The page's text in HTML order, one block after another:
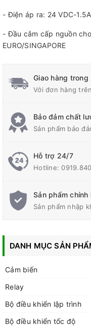
- Điện áp ra: 24 VDC-1.5A
- Đầu cắm cấp nguồn
EURO/SINGAPORE
Giao hàng trong
Với đơn hàng
Bảo đảm chất
Sản phẩm bảo
Hỗ trợ 24/7
Hotline:
Sản phẩm chính
Sản phẩm nhập
DANH MỤC SẢN
Cảm biến
Relay
Bộ điều khiển lập trình
Bộ điều khiển tốc độ